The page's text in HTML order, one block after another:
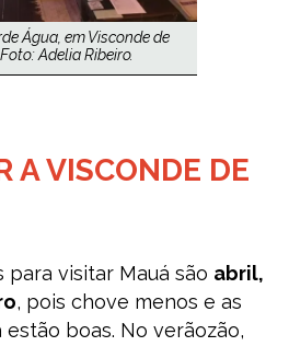
Água, em Visconde de
Adelia Ribeiro.
A VISCONDE DE
para visitar Mauá são abril,
, pois chove menos e as
boas. No verãozão,